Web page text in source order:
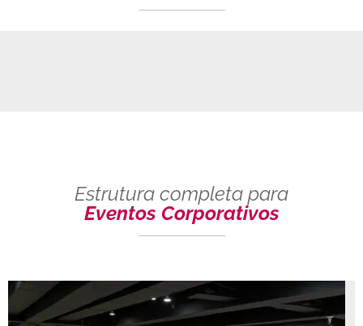
Estrutura completa para
Eventos Corporativos